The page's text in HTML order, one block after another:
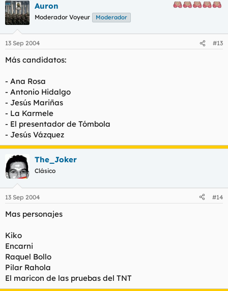
Auron
Moderador Voyeur Moderador
13 Sep 2004 #13
Más candidatos:
- Ana Rosa
- Antonio Hidalgo
- Jesús Mariñas
- La Karmele
- El presentador de Tómbola
- Jesús Vázquez
The_Joker
Clásico
13 Sep 2004 #14
Mas personajes
Kiko
Encarni
Raquel Bollo
Pilar Rahola
El maricon de las pruebas del TNT